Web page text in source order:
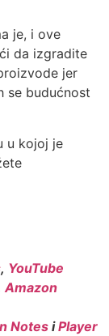
je, i ove
da izgradite
jer
se budućnost
u kojoj je
, YouTube
Amazon
Notes iPlayer